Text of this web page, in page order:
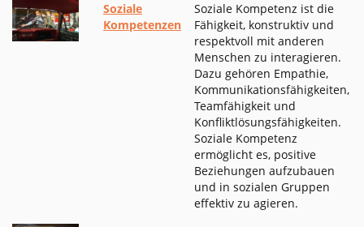
Soziale
Kompetenzen
Soziale Kompetenz ist die
Fähigkeit, konstruktiv und
respektvoll mit anderen
Menschen zu interagieren.
Dazu gehören Empathie,
Kommunikationsfähigkeiten,
Teamfähigkeit und
Konfliktlösungsfähigkeiten.
Soziale Kompetenz
ermöglicht es, positive
Beziehungen aufzubauen
und in sozialen Gruppen
effektiv zu agieren.